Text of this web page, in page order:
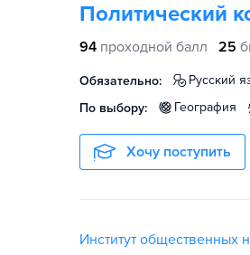
Политический
94 проходной балл 25
Обязательно: русский
По выбору:
география
Хочу поступить
Институт общественных